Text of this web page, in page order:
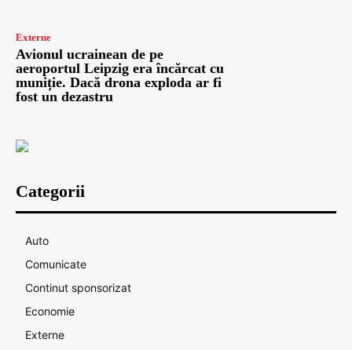
Externe
Avionul ucrainean de pe
aeroportul Leipzig era încărcat cu
muniție. Dacă drona exploda ar fi
fost un dezastru
Categorii
Auto
Comunicate
Continut sponsorizat
Economie
Externe